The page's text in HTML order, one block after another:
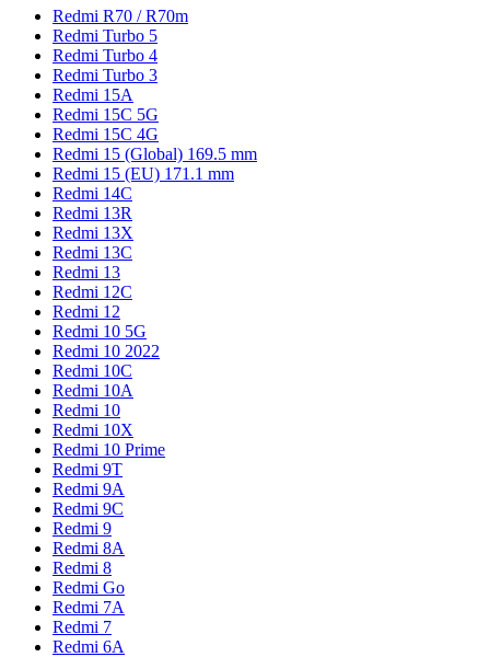
Redmi R70 / R70m
Redmi Turbo 5
Redmi Turbo 4
Redmi Turbo 3
Redmi 15A
Redmi 15C 5G
Redmi 15C 4G
Redmi 15 (Global) 169.5 mm
Redmi 15 (EU) 171.1 mm
Redmi 14C
Redmi 13R
Redmi 13X
Redmi 13C
Redmi 13
Redmi 12C
Redmi 12
Redmi 10 5G
Redmi 10 2022
Redmi 10C
Redmi 10A
Redmi 10
Redmi 10X
Redmi 10 Prime
Redmi 9T
Redmi 9A
Redmi 9C
Redmi 9
Redmi 8A
Redmi 8
Redmi Go
Redmi 7A
Redmi 7
Redmi 6A